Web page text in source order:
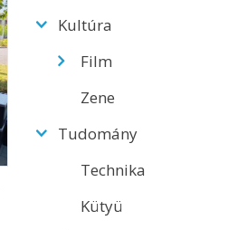
Kultúra
Film
Zene
Tudomány
Technika
Kütyü